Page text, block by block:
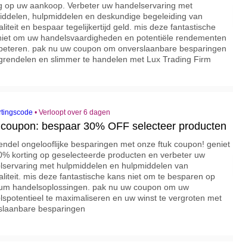
op uw aankoop. Verbeter uw handelservaring met
hulpmiddelen en deskundige begeleiding van
en bespaar tegelijkertijd geld. mis deze fantastische
om uw handelsvaardigheden en potentiële rendementen
pak nu uw coupon om onverslaanbare besparingen
en slimmer te handelen met Lux Trading Firm
• Verloopt over 6 dagen
bespaar 30% OFF selecteer producten
ongelooflijke besparingen met onze ftuk coupon! geniet
korting op geselecteerde producten en verbeter uw
met hulpmiddelen en hulpmiddelen van
mis deze fantastische kans niet om te besparen op
handelsoplossingen. pak nu uw coupon om uw
te maximaliseren en uw winst te vergroten met
besparingen